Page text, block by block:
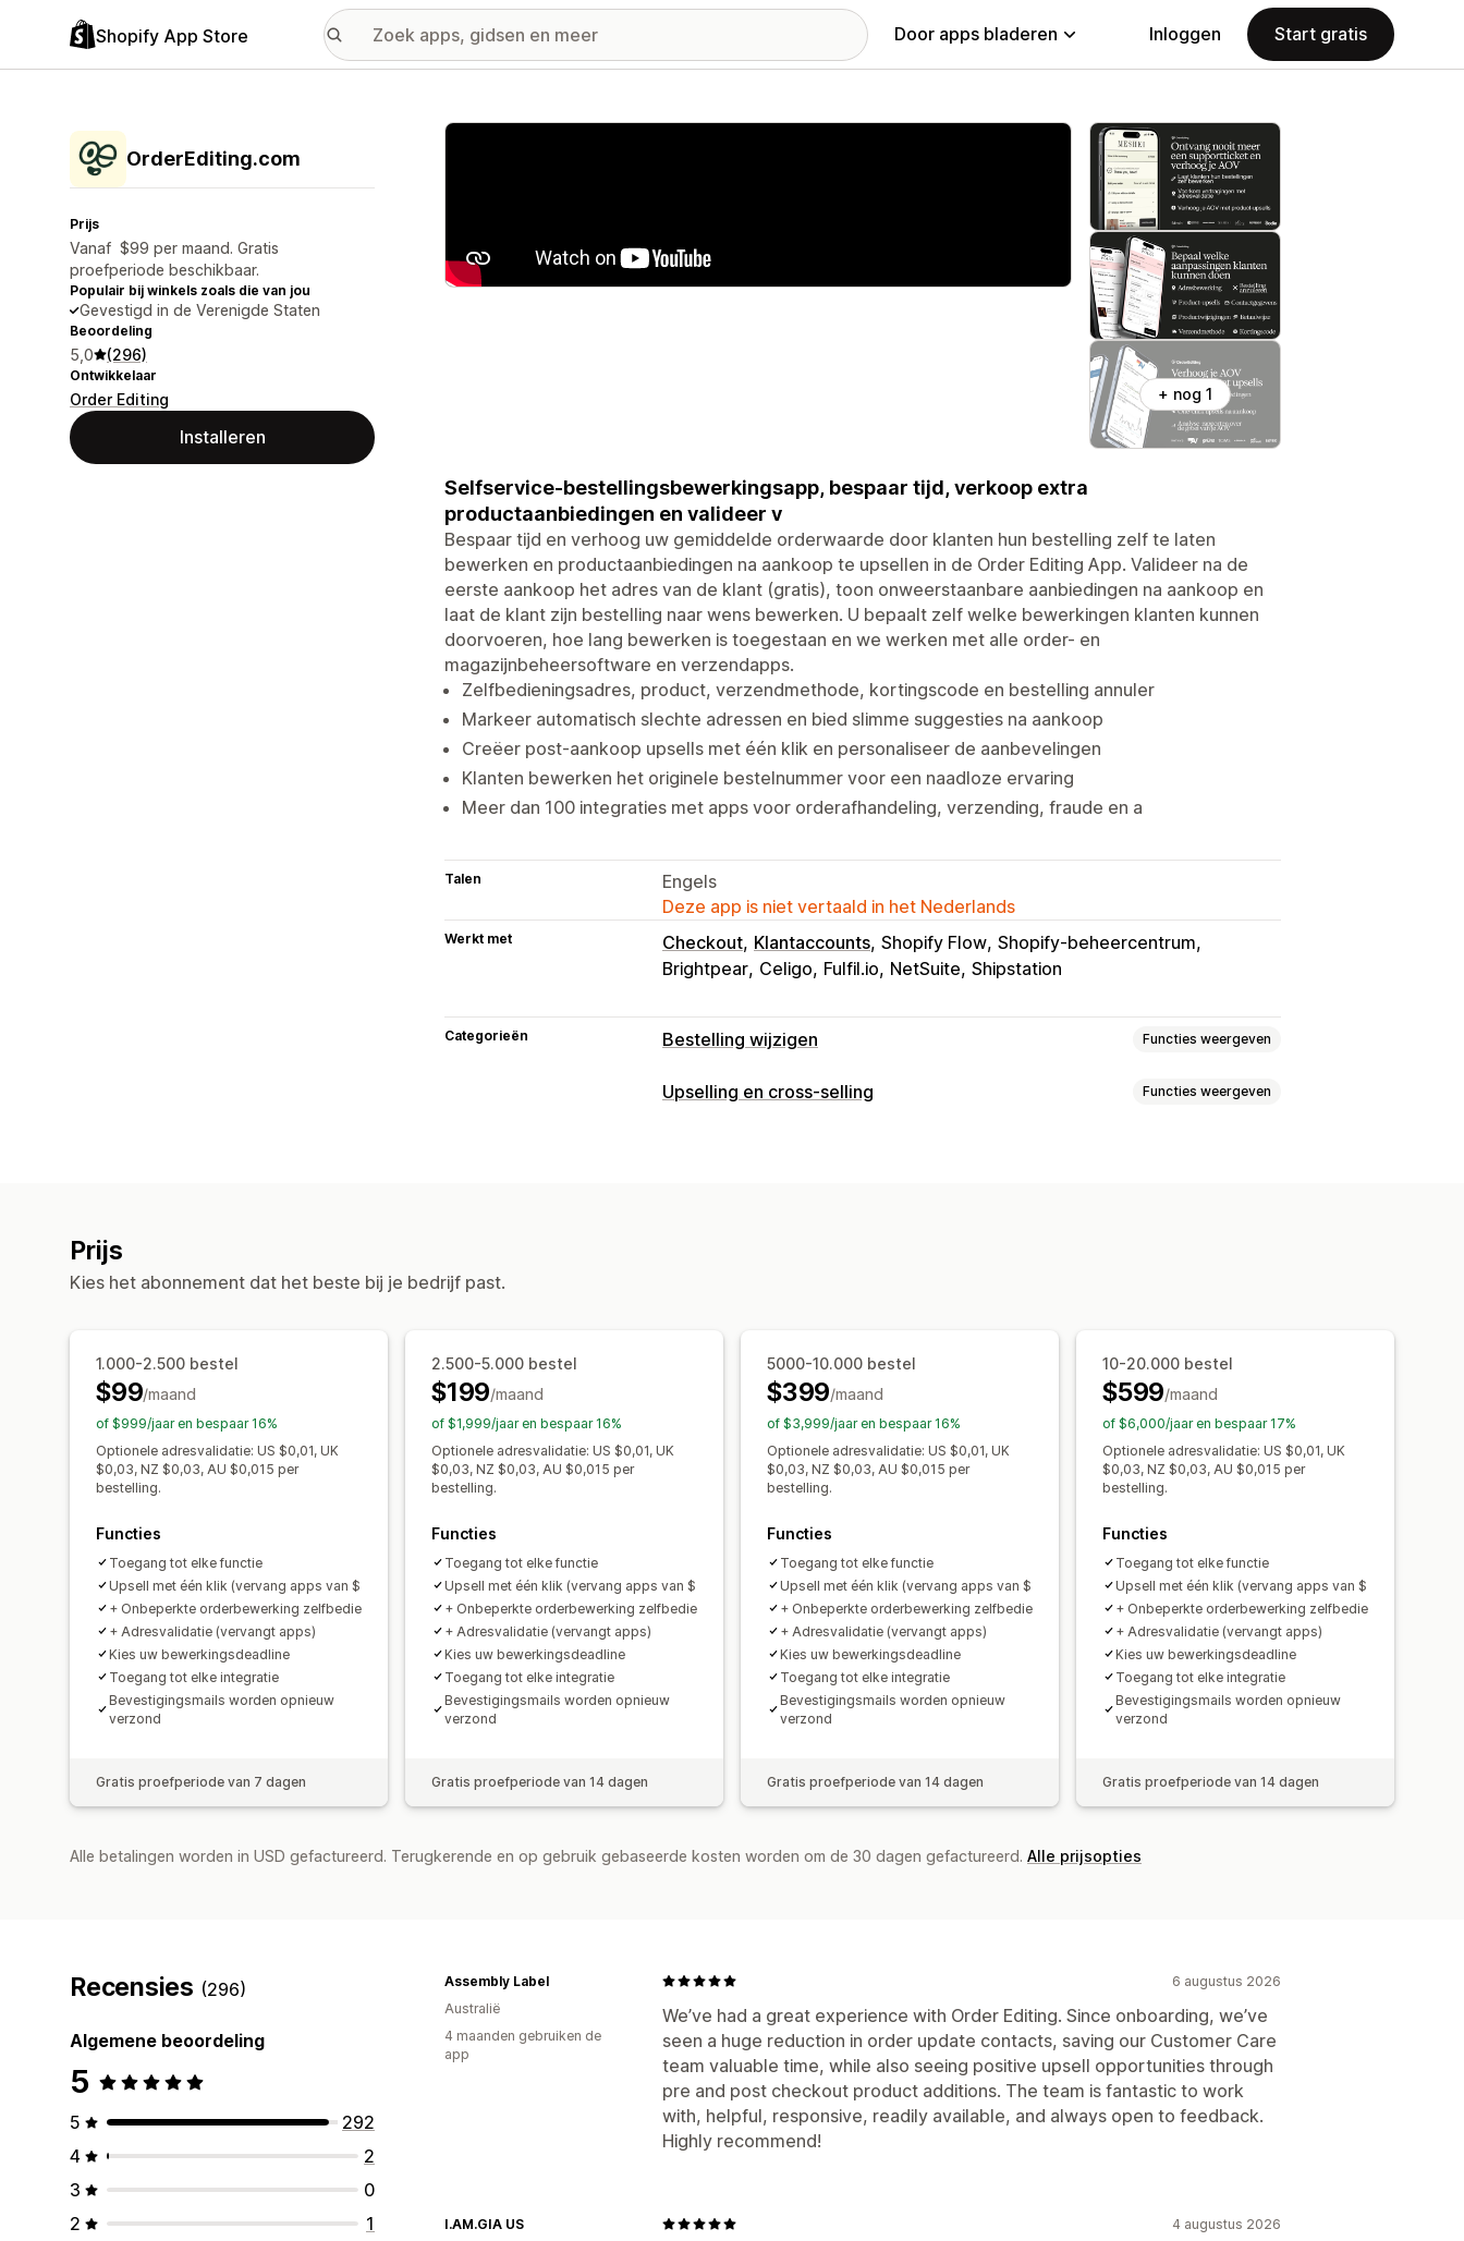
Shopify App Store Door apps bladeren Inloggen Start gratis
OrderEditing.com
Prijs
Vanaf $99 per maand. Gratis
proefperiode beschikbaar.
Populair bij winkels zoals die van jou
Gevestigd in de Verenigde Staten
Beoordeling
5,0 (296)
Ontwikkelaar
Order Editing
Installeren
Galerij met uitgelichte afbeeldingen
+ nog 1
Selfservice-bestellingsbewerkingsapp, bespaar tijd, verkoop extra
productaanbiedingen en valideer v
Bespaar tijd en verhoog uw gemiddelde orderwaarde door klanten hun bestelling zelf te laten
bewerken en productaanbiedingen na aankoop te upsellen in de Order Editing App. Valideer na de
eerste aankoop het adres van de klant (gratis), toon onweerstaanbare aanbiedingen na aankoop en
laat de klant zijn bestelling naar wens bewerken. U bepaalt zelf welke bewerkingen klanten kunnen
doorvoeren, hoe lang bewerken is toegestaan ​​en we werken met alle order- en
magazijnbeheersoftware en verzendapps.
Zelfbedieningsadres, product, verzendmethode, kortingscode en bestelling annuler
Markeer automatisch slechte adressen en bied slimme suggesties na aankoop
Creëer post-aankoop upsells met één klik en personaliseer de aanbevelingen
Klanten bewerken het originele bestelnummer voor een naadloze ervaring
Meer dan 100 integraties met apps voor orderafhandeling, verzending, fraude en a
Talen
Engels
Deze app is niet vertaald in het Nederlands
Werkt met Checkout Klantaccounts Shopify Flow Shopify-beheercentrum
Brightpear Celigo Fulfil.io NetSuite Shipstation
Categorieën Bestelling wijzigen Functies weergeven
Updates van bestellingen
Upselling en cross-selling Functies weergeven
Gratis verzending
Productaanbevelingen
Vaak samen gekocht Bundles
Volumekortingen
Staffelkortingen AI-aanbevelingen
Upgrade van abonnement
Prioriteitsverwerking
Analytics
Doorklikpercentages
Aanbevelingsprestaties
Suggesties voor optimalisatie
Prijs
Kies het abonnement dat het beste bij je bedrijf past.
1.000-2.500 bestel
$99/maand
of $999/jaar en bespaar 16%
Optionele adresvalidatie: US $0,01, UK
$0,03, NZ $0,03, AU $0,015 per
bestelling.
Functies
Toegang tot elke functie
Upsell met één klik (vervang apps van $
+ Onbeperkte orderbewerking zelfbedie
+ Adresvalidatie (vervangt apps)
Kies uw bewerkingsdeadline
Toegang tot elke integratie
Bevestigingsmails worden opnieuw
verzond
Gratis proefperiode van 7 dagen
2.500-5.000 bestel
$199/maand
of $1,999/jaar en bespaar 16%
Optionele adresvalidatie: US $0,01, UK
$0,03, NZ $0,03, AU $0,015 per
bestelling.
Functies
Toegang tot elke functie
Upsell met één klik (vervang apps van $
+ Onbeperkte orderbewerking zelfbedie
+ Adresvalidatie (vervangt apps)
Kies uw bewerkingsdeadline
Toegang tot elke integratie
Bevestigingsmails worden opnieuw
verzond
Gratis proefperiode van 14 dagen
5000-10.000 bestel
$399/maand
of $3,999/jaar en bespaar 16%
Optionele adresvalidatie: US $0,01, UK
$0,03, NZ $0,03, AU $0,015 per
bestelling.
Functies
Toegang tot elke functie
Upsell met één klik (vervang apps van $
+ Onbeperkte orderbewerking zelfbedie
+ Adresvalidatie (vervangt apps)
Kies uw bewerkingsdeadline
Toegang tot elke integratie
Bevestigingsmails worden opnieuw
verzond
Gratis proefperiode van 14 dagen
10-20.000 bestel
$599/maand
of $6,000/jaar en bespaar 17%
Optionele adresvalidatie: US $0,01, UK
$0,03, NZ $0,03, AU $0,015 per
bestelling.
Functies
Toegang tot elke functie
Upsell met één klik (vervang apps van $
+ Onbeperkte orderbewerking zelfbedie
+ Adresvalidatie (vervangt apps)
Kies uw bewerkingsdeadline
Toegang tot elke integratie
Bevestigingsmails worden opnieuw
verzond
Gratis proefperiode van 14 dagen
Alle betalingen worden in USD gefactureerd. Terugkerende en op gebruik gebaseerde kosten worden om de 30 dagen gefactureerd. Alle prijsopties
Recensies (296)
Algemene beoordeling
5
5
292
4
2
3
0
2
1
6 augustus 2026
We’ve had a great experience with Order Editing. Since onboarding, we’ve
seen a huge reduction in order update contacts, saving our Customer Care
team valuable time, while also seeing positive upsell opportunities through
pre and post checkout product additions. The team is fantastic to work
with, helpful, responsive, readily available, and always open to feedback.
Highly recommend!
Assembly Label
Australië
4 maanden gebruiken de
app
4 augustus 2026
I.AM.GIA US